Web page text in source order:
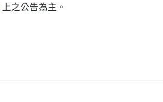
上之公告為主。